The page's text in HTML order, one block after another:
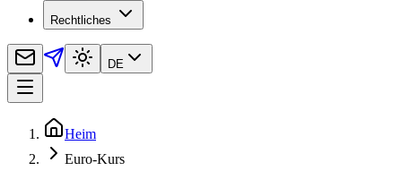
Rechtliches
DE
Heim
Euro-Kurs